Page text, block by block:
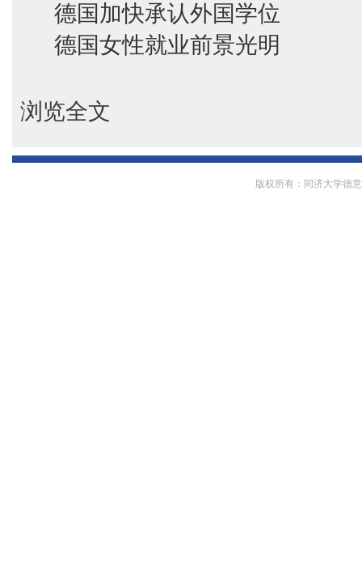
德国加快承认外国学位
德国女性就业前景光明
浏览全文
版权所有：同济大学德